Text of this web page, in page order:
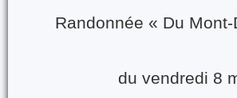
Randonnée « Du
du vendredi 8